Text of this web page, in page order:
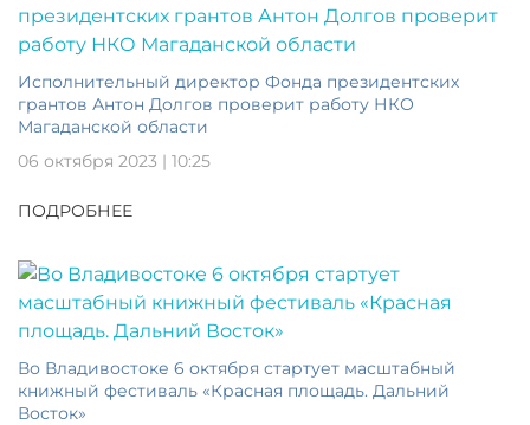
Исполнительный директор Фонда президентских
грантов Антон Долгов проверит работу НКО
Магаданской области
06 октября 2023 | 10:25
ПОДРОБНЕЕ
Во Владивостоке 6 октября стартует масштабный
книжный фестиваль «Красная площадь. Дальний
Восток»